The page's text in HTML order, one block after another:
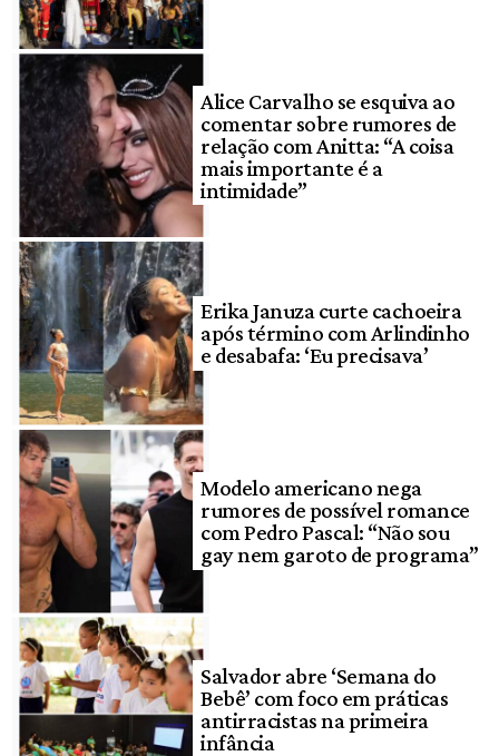
Alice Carvalho se esquiva ao
comentar sobre rumores de
relação com Anitta: “A coisa
mais importante é a
intimidade”
Erika Januza curte cachoeira
após término com Arlindinho
e desabafa: ‘Eu precisava’
Modelo americano nega
rumores de possível romance
com Pedro Pascal: “Não sou
gay nem garoto de programa”
Salvador abre ‘Semana do
Bebê’ com foco em práticas
antirracistas na primeira
infância